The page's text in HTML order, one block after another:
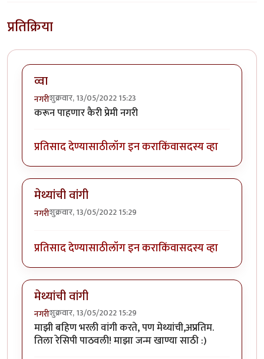
प्रतिक्रिया
व्वा
नगरीशुक्रवार, 13/05/2022 15:23
करून पाहणार कैरी प्रेमी नगरी
प्रतिसाद देण्यासाठीलॉग इन कराकिंवासदस्य व्हा
मेथ्यांची वांगी
नगरीशुक्रवार, 13/05/2022 15:29
प्रतिसाद देण्यासाठीलॉग इन कराकिंवासदस्य व्हा
मेथ्यांची वांगी
नगरीशुक्रवार, 13/05/2022 15:29
माझी बहिण भरली वांगी करते, पण मेथ्यांची,अप्रतिम.
तिला रेसिपी पाठवली! माझा जन्म खाण्या साठी :)